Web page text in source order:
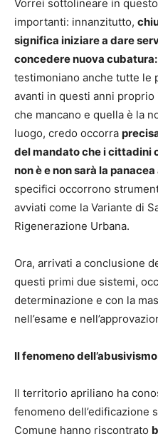
Vorrei sottolineare in
importanti: innanzitutto,
significa iniziare a dare
concedere nuova cubatura:
testimoniano anche tutte le
avanti in questi anni
che mancano e quella è la
luogo, credo occorra
del mandato che i cittadini
non è e non sarà la
specifici occorrono
avviati come la Variante di
Rigenerazione Urbana.
Ora, arrivati a conclusione
questi primi due sistemi,
determinazione e con la
nell’esame e
Il fenomeno
Il territorio apriliano ha
fenomeno dell’edificazione
Comune hanno riscontrato